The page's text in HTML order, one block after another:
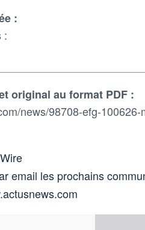
:
:
original au format PDF :
news/98708-efg-
email les prochains